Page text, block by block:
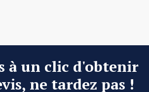
à un clic d'obtenir
ne tardez pas !